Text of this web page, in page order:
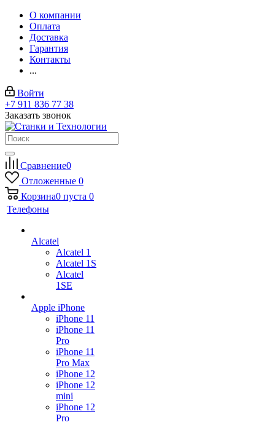
О компании
Оплата
Доставка
Гарантия
Контакты
...
Войти
+7 911 836 77 38
Заказать звонок
Сравнение0
Отложенные 0
Корзина0 пуста 0
Телефоны
Alcatel
Alcatel 1
Alcatel 1S
Alcatel
1SE
Apple iPhone
iPhone 11
iPhone 11
Pro
iPhone 11
Pro Max
iPhone 12
iPhone 12
mini
iPhone 12
Pro